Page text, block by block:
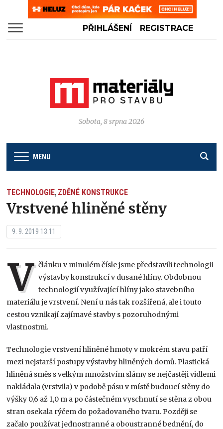
PŘIHLÁŠENÍ REGISTRACE
Sobota, 8 srpna 2026
MENU
TECHNOLOGIE, ZDĚNÉ KONSTRUKCE
Vrstvené hliněné stěny
9. 9. 2019 13:11
V článku v minulém čísle jsme představili technologii
výstavby konstrukcí v dusané hlíny. Obdobnou
technologií využívající hlíny jako stavebního
materiálu je vrstvení. Není u nás tak rozšířená, ale i touto
cestou vznikají zajímavé stavby s pozoruhodnými
vlastnostmi.
Technologie vrstvení hliněné hmoty v mokrém stavu patří
mezi nejstarší postupy výstavby hliněných domů. Plastická
hliněná směs s velkým množstvím slámy se nejčastěji vidlemi
nakládala (vrstvila) v podobě pásu v místě budoucí stěny do
výšky 0,6 až 1,0 m a po částečném vyschnutí se stěna z obou
stran osekala rýčem do požadovaného tvaru. Později se
začalo používat jednostranné a oboustranné bednění, do